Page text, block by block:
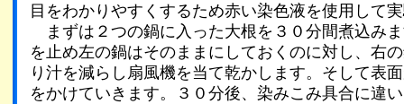
目をわかりやすくするため赤い染色液を使用して
まずは２つの鍋に入った大根を３０分間煮込み
を止め左の鍋はそのままにしておくのに対し、右
り汁を減らし扇風機を当て乾かします。そして表
をかけていきます。３０分後、染みこみ具合に違